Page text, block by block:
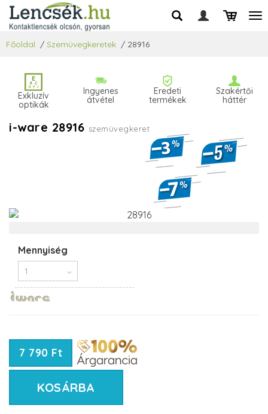
Főoldal / Szemüvegkeretek / 28916
Exkluzív
optikák
Ingyenes
átvétel
Eredeti
termékek
Szakértői
háttér
i-ware 28916 szemüvegkeret
Mennyiség
7 790 Ft
KOSÁRBA